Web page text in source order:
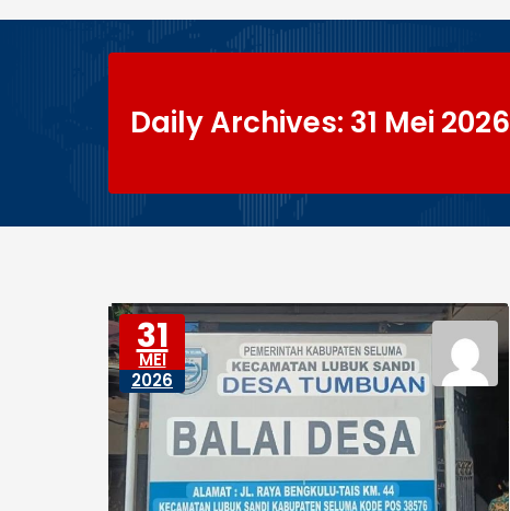
Daily Archives: 31 Mei 2026
31
MEI
2026